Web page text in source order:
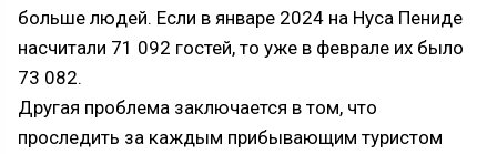
больше людей. Если в январе 2024 на Нуса Пениде
насчитали 71 092 гостей, то уже в феврале их было
73 082.
Другая проблема заключается в том, что
проследить за каждым прибывающим туристом